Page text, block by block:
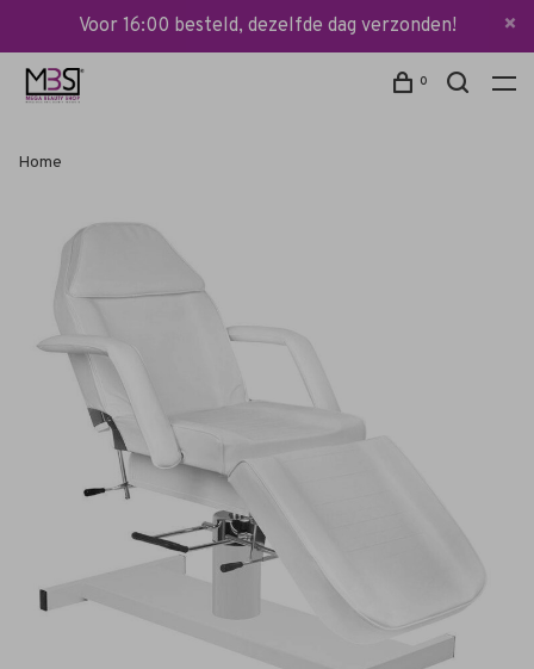
Voor 16:00 besteld, dezelfde dag verzonden!
0
Home